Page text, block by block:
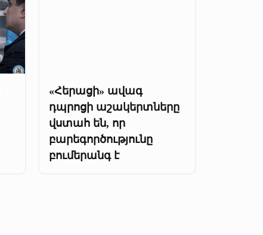
«Հերացի» ավագ
դպրոցի աշակերտները
վստահ են, որ
բարեգործությունը
բումերանգ է